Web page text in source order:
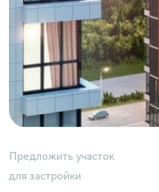
Предложить участок
для застройки